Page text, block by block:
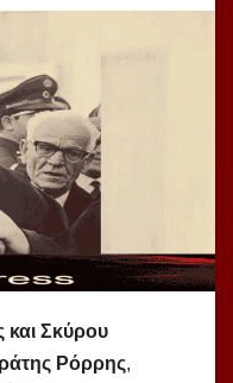
και Σκύρου
Ρόρρης,